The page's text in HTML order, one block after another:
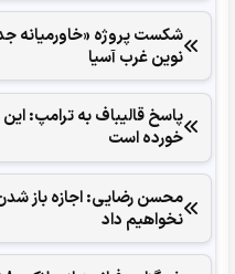
شکست پروژه «خاورمیانه
نوین غرب آسیا
پاسخ قالیباف به ترامپ:
خورده است
محسن رضایی: اجازه باز
نخواهیم داد